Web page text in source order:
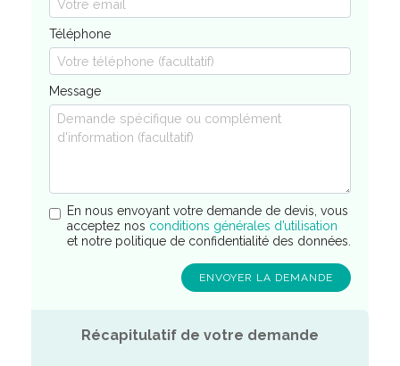
Téléphone
Message
En nous envoyant votre demande de devis, vous
acceptez nos conditions générales d’utilisation
et notre politique de confidentialité des données.
Récapitulatif de votre demande